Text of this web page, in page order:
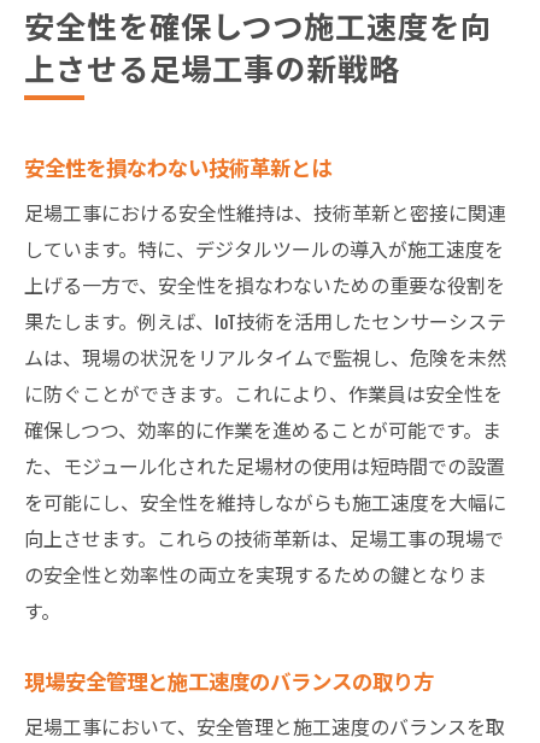
安全性を確保しつつ施工速度を向
上させる足場工事の新戦略
安全性を損なわない技術革新とは
足場工事における安全性維持は、技術革新と密接に関連
しています。特に、デジタルツールの導入が施工速度を
上げる一方で、安全性を損なわないための重要な役割を
果たします。例えば、IoT技術を活用したセンサーシステ
ムは、現場の状況をリアルタイムで監視し、危険を未然
に防ぐことができます。これにより、作業員は安全性を
確保しつつ、効率的に作業を進めることが可能です。ま
た、モジュール化された足場材の使用は短時間での設置
を可能にし、安全性を維持しながらも施工速度を大幅に
向上させます。これらの技術革新は、足場工事の現場で
の安全性と効率性の両立を実現するための鍵となりま
す。
現場安全管理と施工速度のバランスの取り方
足場工事において、安全管理と施工速度のバランスを取